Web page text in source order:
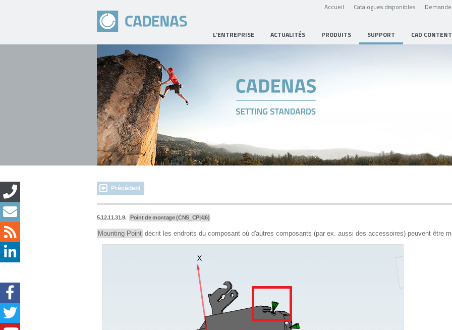
Accueil Catalogues disponibles
L'ENTREPRISE ACTUALITÉS PRODUITS SUPPORT CAD CONTENT
Précédent
5.12.11.31.9. Point de montage (CNS_CP|4|6)
Mounting Point décrit les endroits du composant où d'autres composants (par ex. aussi des accessoires) peuvent être